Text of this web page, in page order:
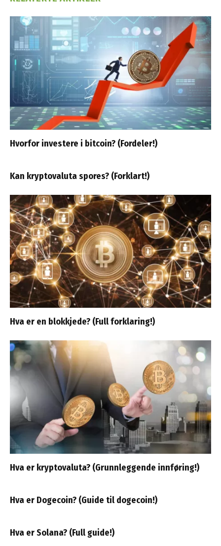
Hvorfor investere i bitcoin? (Fordeler!)
Kan kryptovaluta spores? (Forklart!)
Hva er en blokkjede? (Full forklaring!)
Hva er kryptovaluta? (Grunnleggende innføring!)
Hva er Dogecoin? (Guide til dogecoin!)
Hva er Solana? (Full guide!)